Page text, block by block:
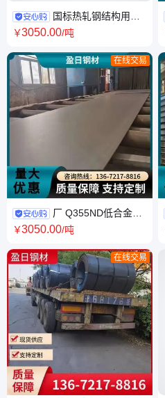
国标热轧钢结构用
Q235DH型钢 规格齐全 盈日钢
￥3050.00/吨
在线交易
厂 Q355ND低合金高
强度钢板 结构 HII锅炉容器板
￥3050.00/吨
在线交易